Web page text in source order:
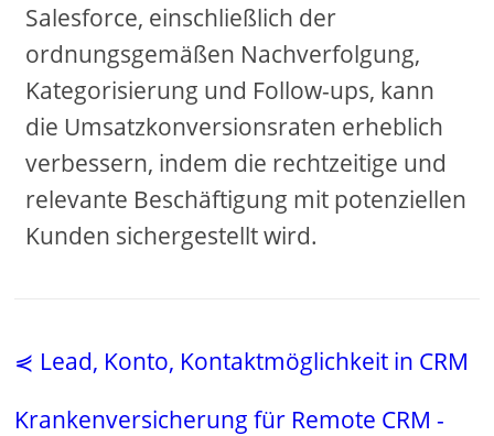
Salesforce, einschließlich der
ordnungsgemäßen Nachverfolgung,
Kategorisierung und Follow-ups, kann
die Umsatzkonversionsraten erheblich
verbessern, indem die rechtzeitige und
relevante Beschäftigung mit potenziellen
Kunden sichergestellt wird.
⋞ Lead, Konto, Kontaktmöglichkeit in CRM
Krankenversicherung für Remote CRM -